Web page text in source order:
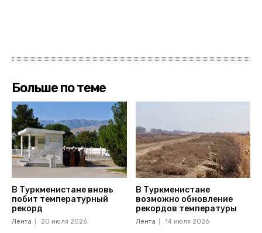
Больше по теме
В Туркменистане вновь
побит температурный
рекорд
Лента 20 июля 2026
В Туркменистане
возможно обновление
рекордов температуры
Лента 14 июля 2026